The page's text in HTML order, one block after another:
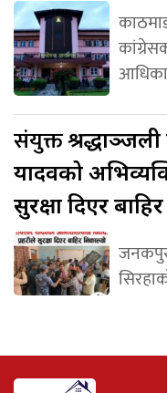
संयुक्त
यादवको
सुरक्षा दिएर